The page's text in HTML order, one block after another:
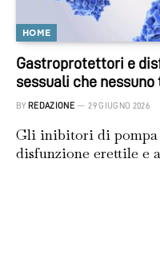
HOME
Gastroprotettori e
sessuali che nessuno
BY REDAZIONE 29 GIUGNO 2026
Gli inibitori di pompa
disfunzione erettile e